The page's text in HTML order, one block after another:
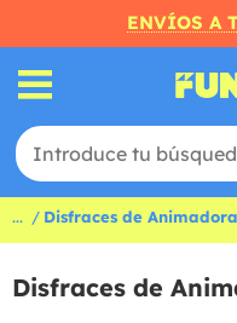
ENVÍOS A
... Disfraces de Animadora
Disfraces de